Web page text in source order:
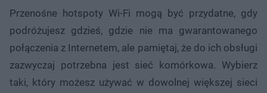
Przenośne hotspoty Wi-Fi mogą być przydatne, gdy
podróżujesz gdzieś, gdzie nie ma gwarantowanego
połączenia z Internetem, ale pamiętaj, że do ich obsługi
zazwyczaj potrzebna jest sieć komórkowa. Wybierz
taki, który możesz używać w dowolnej większej sieci